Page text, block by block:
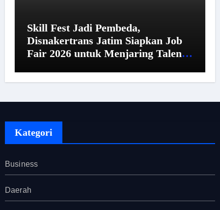
Skill Fest Jadi Pembeda,
Disnakertrans Jatim Siapkan Job
Fair 2026 untuk Menjaring Talenta
Kategori
Business
Daerah